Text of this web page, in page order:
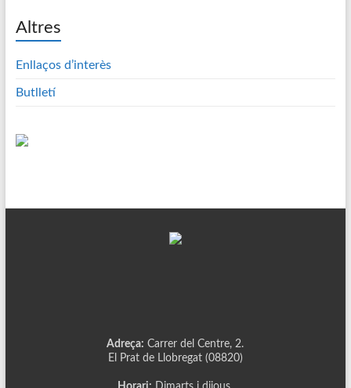
Altres
Enllaços d’interès
Butlletí
Adreça: Carrer del Centre, 2.
El Prat de Llobregat (08820)